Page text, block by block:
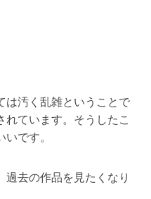
は汚く乱雑ということで
れています。そうしたこ
です。
過去の作品を見たくなり